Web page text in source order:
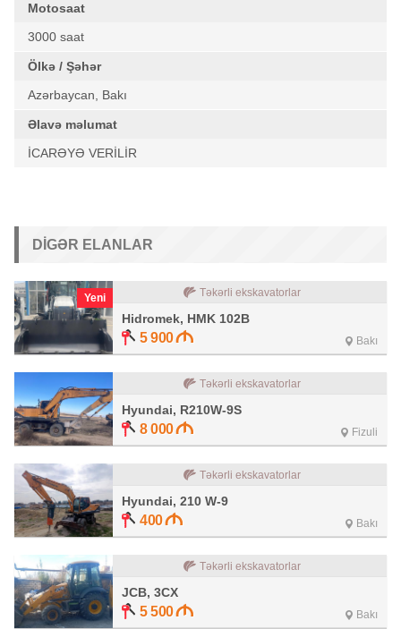
Motosaat
3000 saat
Ölkə / Şəhər
Azərbaycan, Bakı
Əlavə məlumat
İCARƏYƏ VERİLİR
DIGƏR ELANLAR
Yeni Təkərli ekskavatorlar
Hidromek, HMK 102B
5 900 Bakı
Təkərli ekskavatorlar
Hyundai, R210W-9S
8 000 Fizuli
Təkərli ekskavatorlar
Hyundai, 210 W-9
400 Bakı
Təkərli ekskavatorlar
JCB, 3CX
5 500 Bakı